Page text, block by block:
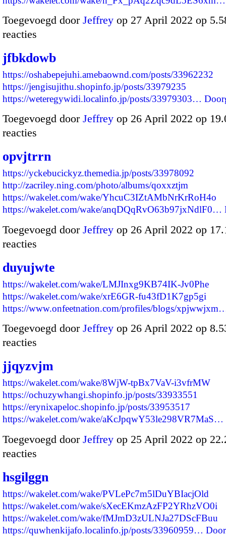
Toegevoegd door Jeffrey op 27 April 2022 op
reacties
jfbkdowb
https://oshabepejuhi.amebaownd.com/posts/33962232
https://jengisujithu.shopinfo.jp/posts/33979235
https://weteregywidi.localinfo.jp/posts/33979303…
Toegevoegd door Jeffrey op 26 April 2022 op
reacties
opvjtrrn
https://yckebucickyz.themedia.jp/posts/33978092
http://zacriley.ning.com/photo/albums/qoxxztjm
https://wakelet.com/wake/YhcuC3IZtAMbNrKrRoH4o
https://wakelet.com/wake/anqDQqRvO63b97jxNdlF0…
Toegevoegd door Jeffrey op 26 April 2022 op
reacties
duyujwte
https://wakelet.com/wake/LMJInxg9KB74IK-Jv0Phe
https://wakelet.com/wake/xrE6GR-fu43fD1K7gp5gi
https://www.onfeetnation.com/profiles/blogs/
Toegevoegd door Jeffrey op 26 April 2022 op
reacties
jjqyzvjm
https://wakelet.com/wake/8WjW-tpBx7VaV-i3vfrMW
https://ochuzywhangi.shopinfo.jp/posts/33933551
https://erynixapeloc.shopinfo.jp/posts/33953517
https://wakelet.com/wake/aKcJpqwY53le298VR7MaS…
Toegevoegd door Jeffrey op 25 April 2022 op
reacties
hsgilggn
https://wakelet.com/wake/PVLePc7m5lDuYBIacjOld
https://wakelet.com/wake/sXecEKmzAzFP2YRhzVO0i
https://wakelet.com/wake/fMJmD3zULNJa27DScFBuu
https://quwhenkijafo.localinfo.jp/posts/33960959…